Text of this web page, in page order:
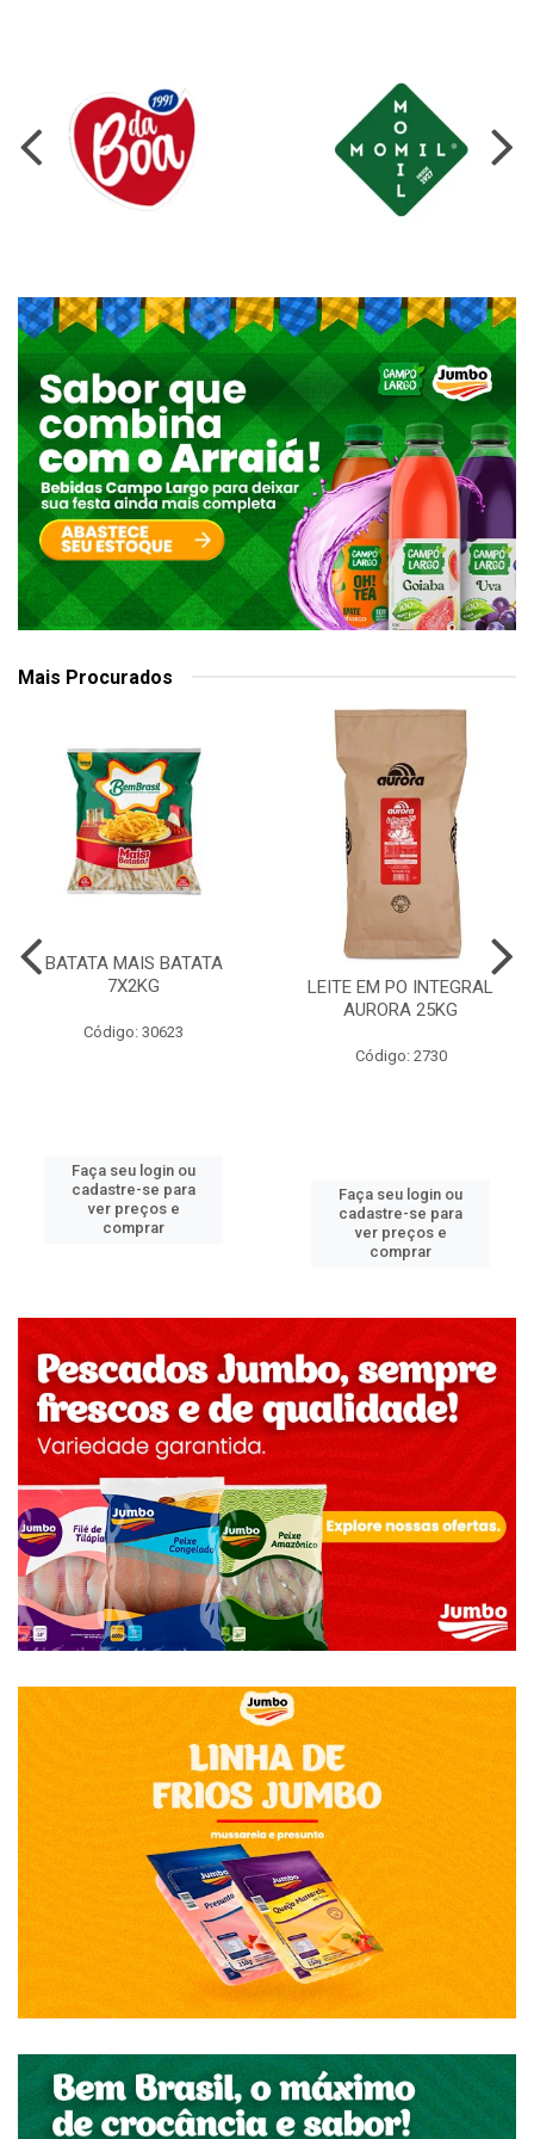
Mais Procurados
BATATA MAIS BATATA
7X2KG
Código: 30623
Faça seu login ou
cadastre-se para
ver preços e
comprar
LEITE EM PO INTEGRAL
AURORA 25KG
Código: 2730
Faça seu login ou
cadastre-se para
ver preços e
comprar